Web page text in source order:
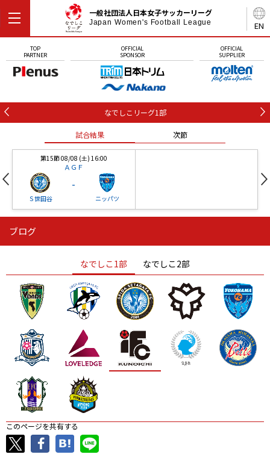
EN
一般社団法人日本女子サッカーリーグ
Japan Women's Football League
TOP
PARTNER
OFFICIAL
SPONSOR
OFFICIAL
SUPPLIER
なでしこリーグ1部
試合結果 次節
第15節 08/08 (土) 16:00
ＡＧＦ
Ｓ世田谷
-
ニッパツ
ニッパツ
ニッパツ 名古屋
石人の星
静岡 愛媛Ｌ
ブログ
なでしこ1部 なでしこ2部
このページを共有する